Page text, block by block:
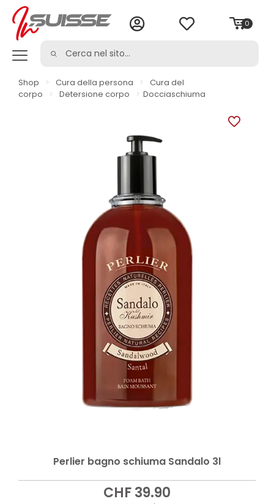
0
Shop > Cura della persona >
Cura del
corpo
> Detersione corpo > Docciaschiuma
Perlier bagno schiuma Sandalo 3l
CHF39.90